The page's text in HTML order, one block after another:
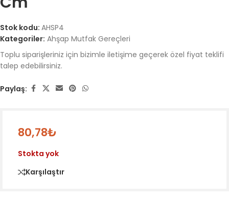
Stok kodu: AHSP4
Kategoriler: Ahşap Mutfak Gereçleri
Toplu siparişleriniz için bizimle iletişime geçerek özel fiyat teklifi
talep edebilirsiniz.
Paylaş:
80,78₺
Stokta yok
Karşılaştır